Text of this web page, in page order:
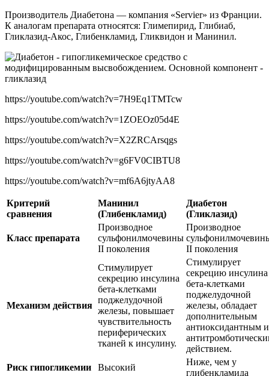
Производитель Диабетона — компания «Servier» из Франции.
К аналогам препарата относятся: Глимепирид, Глибиаб,
Гликлазид-Акос, Глибенкламид, Гликвидон и Манинил.
https://youtube.com/watch?v=7H9Eq1TMTcw
https://youtube.com/watch?v=1ZOEOz05d4E
https://youtube.com/watch?v=X2ZRCArsqgs
https://youtube.com/watch?v=g6FV0CIBTU8
https://youtube.com/watch?v=mf6A6jtyAA8
Критерий
сравнения
Манинил
(Глибенкламид)
Диабетон
(Гликлазид)
Класс препарата
Производное
сульфонилмочевины
II поколения
Производное
II поколения
Механизм действия
Стимулирует
секрецию инсулина
бета-клетками
поджелудочной
железы, повышает
чувствительность
периферических
тканей к инсулину.
Стимулирует
секрецию инсулина
бета-клетками
поджелудочной
железы, обладает
дополнительным
антиоксидантным и
действием.
Риск гипогликемии
Высокий
Ниже, чем у
глибенкламида